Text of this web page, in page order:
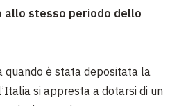
allo stesso periodo dello
quando è stata depositata la
si appresta a dotarsi di un